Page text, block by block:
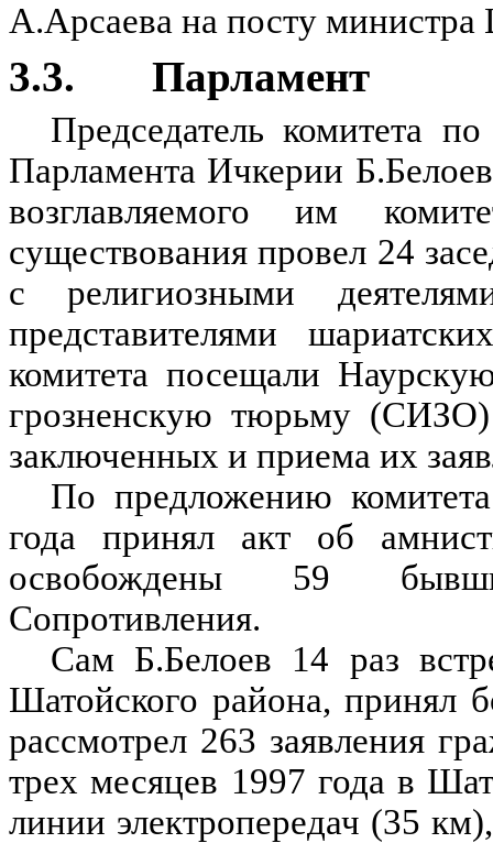
А.Арсаева на посту
3.3. Парламент
Председатель комитета
Парламента Ичкерии
возглавляемого им
существования провел 24
с религиозными
представителями
комитета посещали
грозненскую тюрьму
заключенных и приема их
По предложению
года принял акт об
освобождены 59
Сопротивления.
Сам Б.Белоев 14 раз
Шатойского района, принял
рассмотрел 263 заявления
трех месяцев 1997 года в
линии электропередач (35